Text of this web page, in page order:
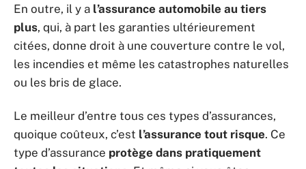
En outre, il y a l’assurance automobile au tiers
plus, qui, à part les garanties ultérieurement
citées, donne droit à une couverture contre le vol,
les incendies et même les catastrophes naturelles
ou les bris de glace.
Le meilleur d’entre tous ces types d’assurances,
quoique coûteux, c’est l’assurance tout risque. Ce
type d’assurance protège dans pratiquement